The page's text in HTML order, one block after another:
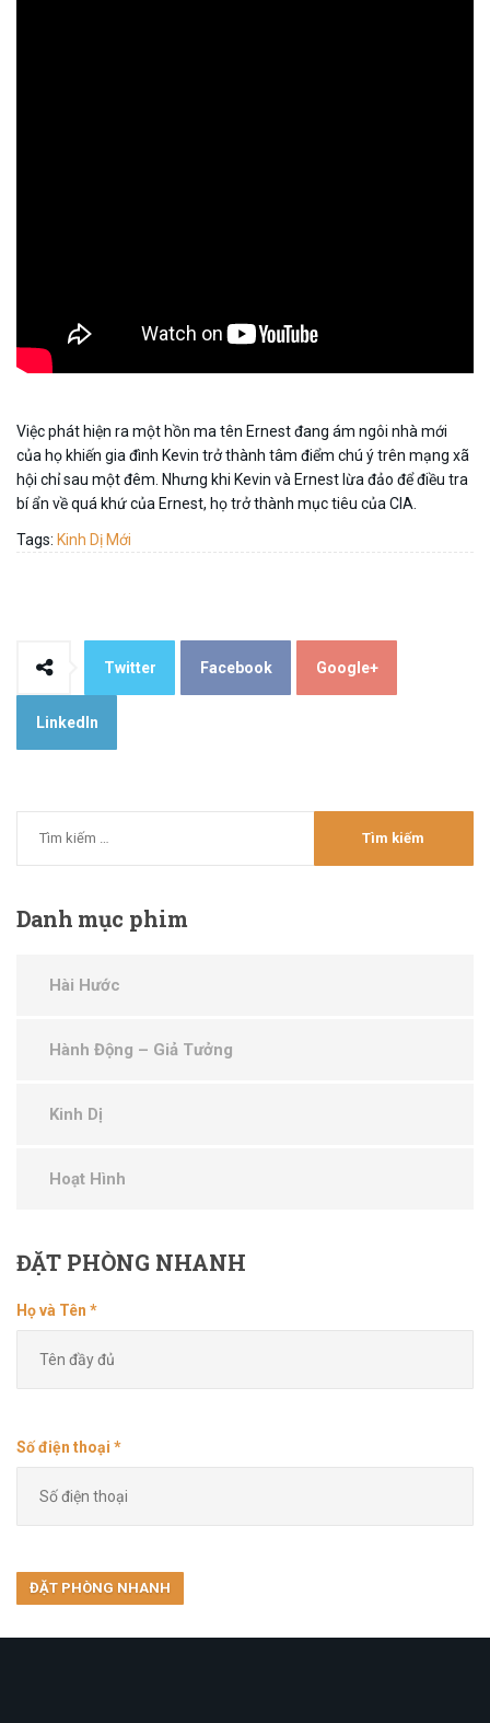
Việc phát hiện ra một hồn ma tên Ernest đang ám ngôi nhà mới
của họ khiến gia đình Kevin trở thành tâm điểm chú ý trên mạng xã
hội chỉ sau một đêm. Nhưng khi Kevin và Ernest lừa đảo để điều tra
bí ẩn về quá khứ của Ernest, họ trở thành mục tiêu của CIA.
Tags: Kinh Dị Mới
Twitter Facebook Google+
LinkedIn
Danhmục phim
Hài Hước
Hành Động – Giả Tưởng
Kinh Dị
Hoạt Hình
ĐẶTPHÒNG NHANH
Họ và Tên *
Số điện thoại *